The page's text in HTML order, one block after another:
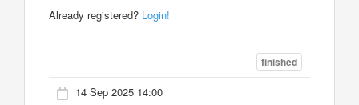
Already registered? Login!
finished
14 Sep 2025 14:00